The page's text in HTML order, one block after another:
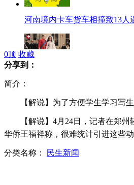
河南境内卡车货车相撞致13人
百岁老太跳舞唱歌网上卖萌很
0顶 收藏
分享到：
简介：
【解说】为了方便学生学习写生
【解说】4月24日，记者在郑州轻
华侨王福祥称，很难统计引进这些
分类名称： 民生新闻